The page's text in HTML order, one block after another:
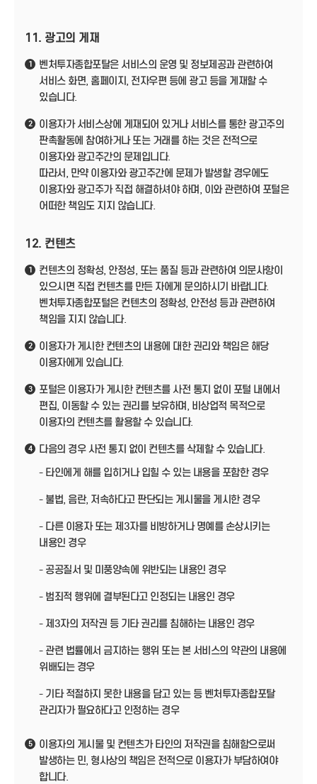
11. 광고의 게재
1
벤처투자종합포탈은 서비스의 운영 및 정보제공과 관련하여
서비스 화면, 홈페이지, 전자우편 등에 광고 등을 게재할 수
있습니다.
2
이용자가 서비스상에 게재되어 있거나 서비스를 통한 광고주의
판촉활동에 참여하거나 또는 거래를 하는 것은 전적으로
이용자와 광고주간의 문제입니다.
따라서, 만약 이용자와 광고주간에 문제가 발생할 경우에도
이용자와 광고주가 직접 해결하셔야 하며, 이와 관련하여 포털은
어떠한 책임도 지지 않습니다.
12. 컨텐츠
1
컨텐츠의 정확성, 안정성, 또는 품질 등과 관련하여 의문사항이
있으시면 직접 컨텐츠를 만든 자에게 문의하시기 바랍니다.
벤처투자종합포털은 컨텐츠의 정확성, 안전성 등과 관련하여
책임을 지지 않습니다.
2
이용자가 게시한 컨텐츠의 내용에 대한 권리와 책임은 해당
이용자에게 있습니다.
3
포털은 이용자가 게시한 컨텐츠를 사전 통지 없이 포털 내에서
편집, 이동할 수 있는 권리를 보유하며, 비상업적 목적으로
이용자의 컨텐츠를 활용할 수 있습니다.
4
다음의 경우 사전 통지 없이 컨텐츠를 삭제할 수 있습니다.
- 타인에게 해를 입히거나 입힐 수 있는 내용을 포함한 경우
- 불법, 음란, 저속하다고 판단되는 게시물을 게시한 경우
- 다른 이용자 또는 제3자를 비방하거나 명예를 손상시키는
내용인 경우
- 공공질서 및 미풍양속에 위반되는 내용인 경우
- 범죄적 행위에 결부된다고 인정되는 내용인 경우
- 제3자의 저작권 등 기타 권리를 침해하는 내용인 경우
- 관련 법률에서 금지하는 행위 또는 본 서비스의 약관의 내용에
위배되는 경우
- 기타 적절하지 못한 내용을 담고 있는 등 벤처투자종합포탈
관리자가 필요하다고 인정하는 경우
5
이용자의 게시물 및 컨텐츠가 타인의 저작권을 침해함으로써
발생하는 민, 형사상의 책임은 전적으로 이용자가 부담하여야
합니다.